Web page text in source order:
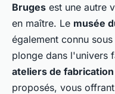
Bruges est une autre
en maître. Le musée
également connu
plonge dans l'univers
ateliers de fabrication
proposés, vous